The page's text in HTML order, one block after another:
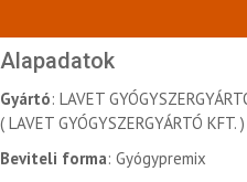
Alapadatok
Gyártó: LAVET
( LAVET GYÓGYSZERGYÁRTÓ KFT. )
Beviteli forma: Gyógypremix